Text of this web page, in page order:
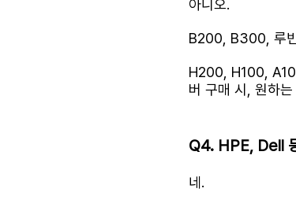
아니오.
B200, B300, 루
H200, H100,
버 구매 시, 원하
Q4. HPE, Dell
네.